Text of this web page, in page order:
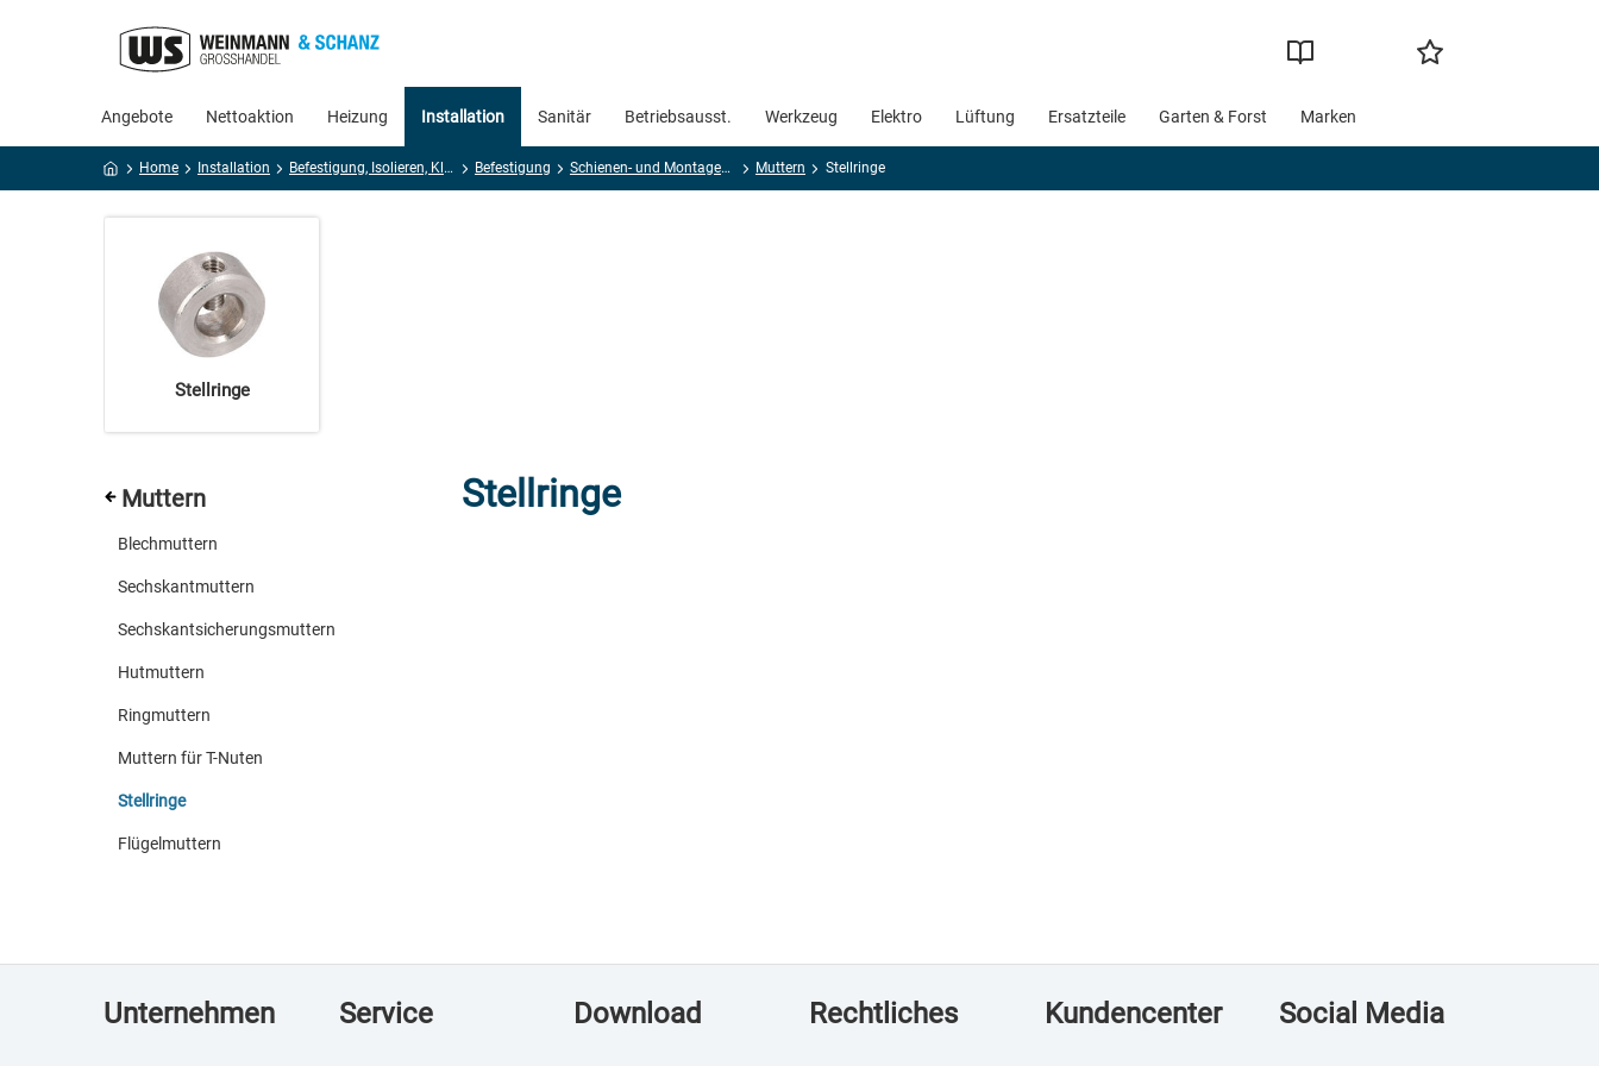
Angebote Nettoaktion Heizung Installation Sanitär Betriebsausst. Werkzeug Elektro Lüftung Ersatzteile Garten & Forst Marken
Home Installation Befestigung, Isolieren, Kleben, Dichten Befestigung Schienen- und Montagesysteme Muttern Stellringe
Stellringe
Muttern
Blechmuttern
Sechskantmuttern
Sechskantsicherungsmuttern
Hutmuttern
Ringmuttern
Muttern für T-Nuten
Stellringe
Flügelmuttern
Stellringe
Unternehmen Service Download Rechtliches Kundencenter Social Media